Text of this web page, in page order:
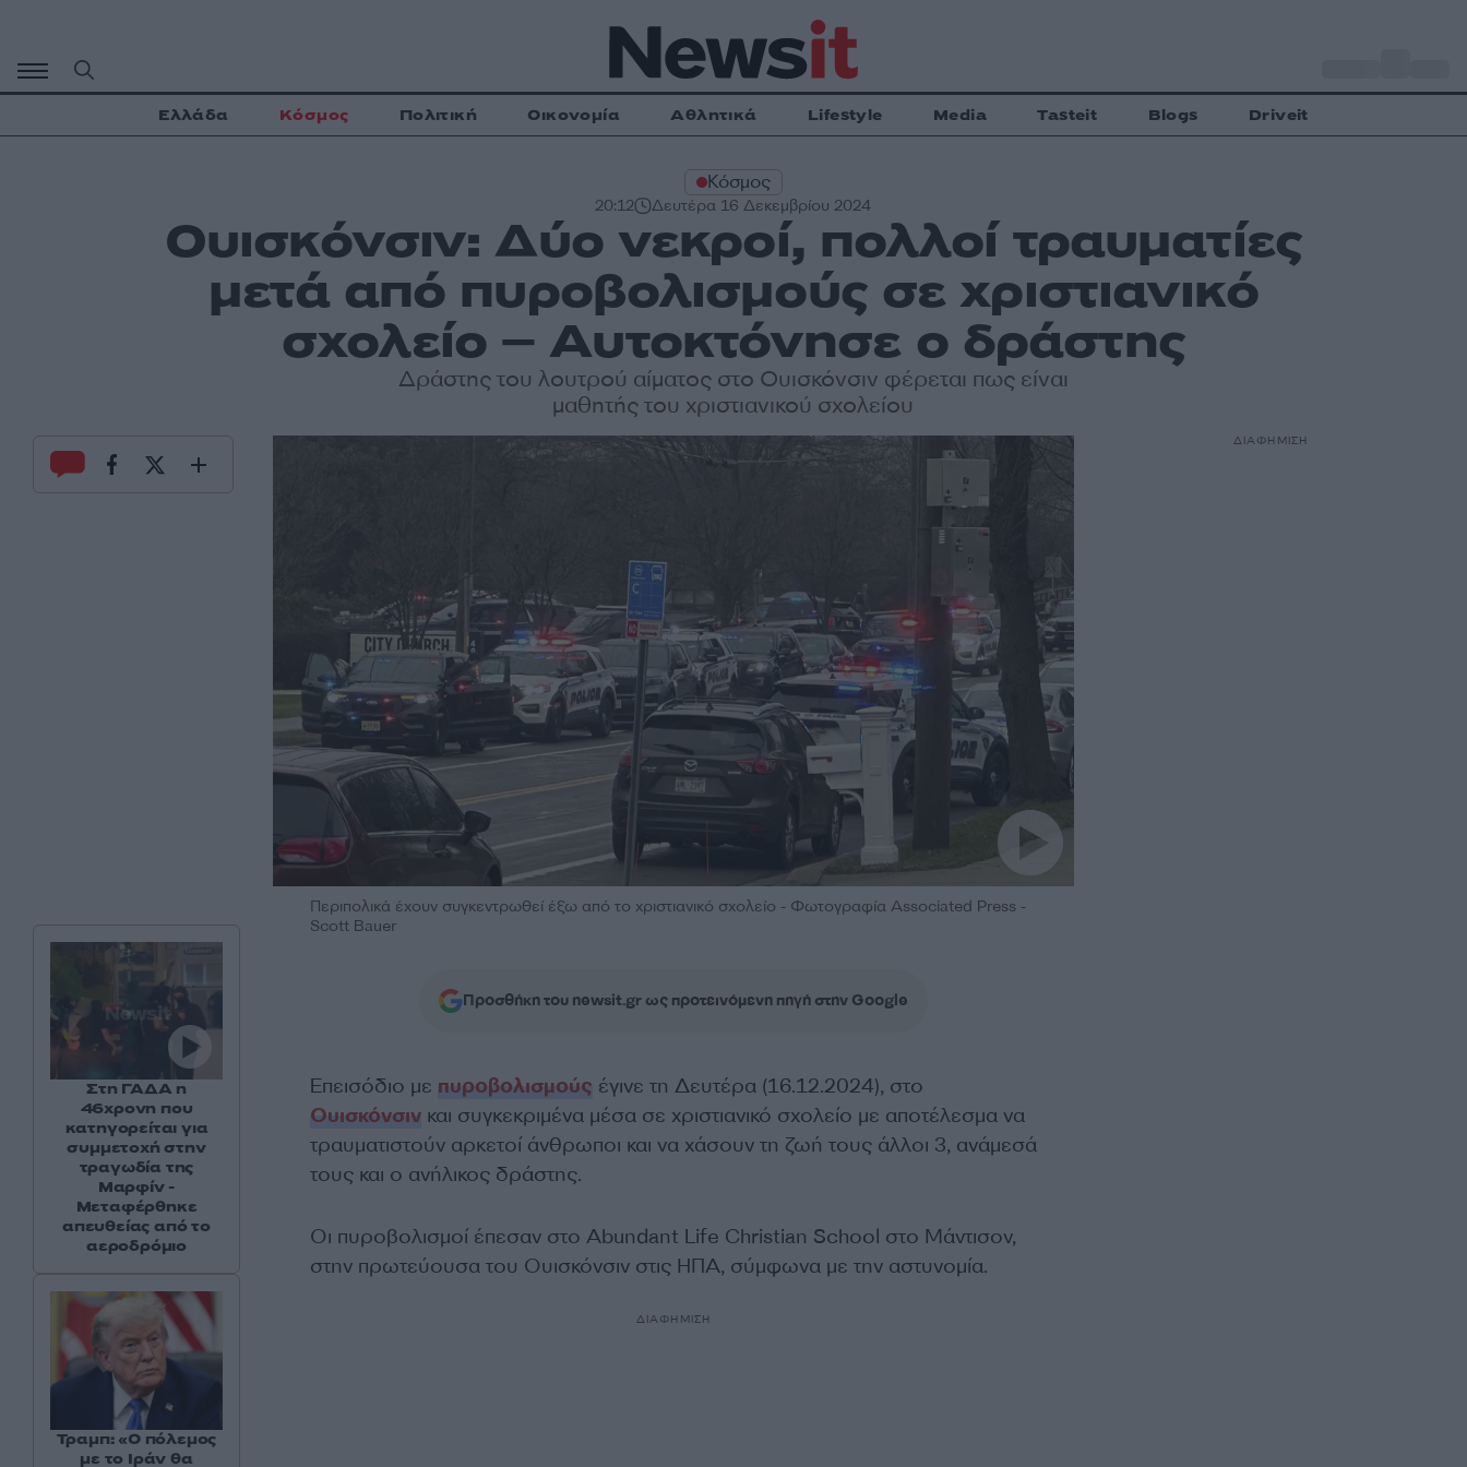
περιεχόμενο
Ελλάδα Κόσμος Πολιτική Οικονομία Αθλητικά Lifestyle Media Tasteit Blogs Driveit
Κόσμος
20:12 Δευτέρα 16 Δεκεμβρίου 2024
Ουισκόνσιν: Δύο νεκροί, πολλοί τραυματίες
μετά από πυροβολισμούς σε χριστιανικό
σχολείο – Αυτοκτόνησε ο δράστης
Δράστης του λουτρού αίματος στο Ουισκόνσιν φέρεται πως είναι
μαθητής του χριστιανικού σχολείου
Περιπολικά έχουν συγκεντρωθεί έξω από το χριστιανικό σχολείο - Φωτογραφία Associated Press -
Scott Bauer
Προσθήκη του newsit.gr ως προτεινόμενη πηγή στην Google
Επεισόδιο με πυροβολισμούς έγινε τη Δευτέρα (16.12.2024), στο
Ουισκόνσινκαι συγκεκριμένα μέσα σε χριστιανικό σχολείο με αποτέλεσμα να
τραυματιστούν αρκετοί άνθρωποι και να χάσουν τη ζωή τους άλλοι 3, ανάμεσά
τους και ο ανήλικος δράστης.
Οι πυροβολισμοί έπεσαν στο Αbundant Life Christian School στο Μάντισον,
στην πρωτεύουσα του Ουισκόνσιν στις ΗΠΑ, σύμφωνα με την αστυνομία.
ΔΙΑΦΗΜΙΣΗ
Στη ΓΑΔΑ η
46χρονη που
κατηγορείται για
συμμετοχή στην
τραγωδία της
Μαρφίν -
Μεταφέρθηκε
απευθείας από το
αεροδρόμιο
Τραμπ: «Ο πόλεμος
με το Ιράν θα
ΔΙΑΦΗΜΙΣΗ